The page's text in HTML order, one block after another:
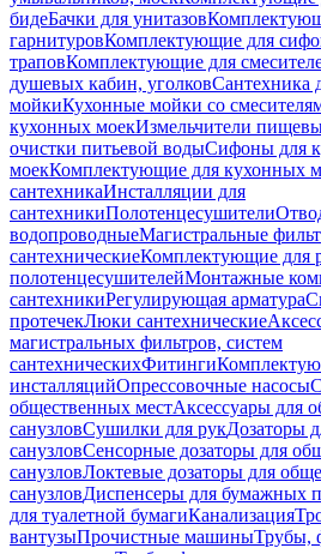
бидеБачки для унитазов
гарнитуровКомплектующие для
траповКомплектующие для
душевых кабин, уголковСантехника
мойкиКухонные мойки со
кухонных моекИзмельчители
очистки питьевой водыСифоны для
моекКомплектующие для кухонных
сантехникаИнсталляции для
сантехникиПолотенцесушители
водопроводныеМагистральные
сантехническиеКомплектующие для
полотенцесушителейМонтажные
сантехникиРегулирующая арматура
протечекЛюки сантехнические
магистральных фильтров, систем
сантехническихФитинги
инсталляцийОпрессовочные насосы
общественных местАксессуары для
санузловСушилки для рукДозаторы
санузловСенсорные дозаторы для
санузловЛоктевые дозаторы для
санузловДиспенсеры для бумажных
для туалетной бумагиКанализация
вантузыПрочистные машиныТрубы,